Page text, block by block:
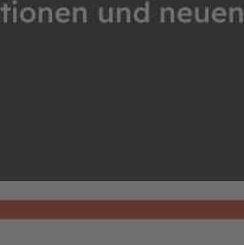
und neuen